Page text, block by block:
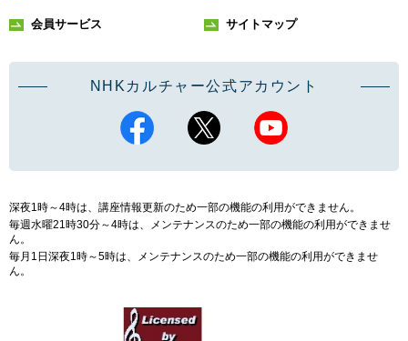
会員サービス サイトマップ
NHKカルチャー公式アカウント
深夜1時～4時は、講座情報更新のため一部の機能の利用ができません。
毎週水曜21時30分～4時は、メンテナンスのため一部の機能の利用ができませ
ん。
毎月1日深夜1時～5時は、メンテナンスのため一部の機能の利用ができませ
ん。